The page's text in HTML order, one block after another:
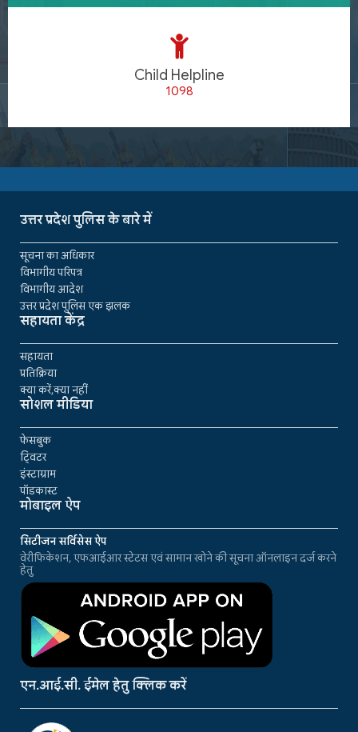
Child Helpline
1098
उत्तर प्रदेश पुलिस के बारे में
सूचना का अधिकार
विभागीय परिपत्र
विभागीय आदेश
उत्तर प्रदेश पुलिस एक झलक
सहायता केंद्र
सहायता
प्रतिक्रिया
क्या करें,क्या नहीं
सोशल मीडिया
फेसबुक
ट्विटर
इंस्टाग्राम
पॉडकास्ट
मोबाइल ऐप
सिटीजन सर्विसेस ऐप
वेरीफिकेशन, एफआईआर स्टेटस एवं सामान खोने की सूचना ऑनलाइन दर्ज करने
हेतु
एन.आई.सी. ईमेल हेतु क्लिक करें